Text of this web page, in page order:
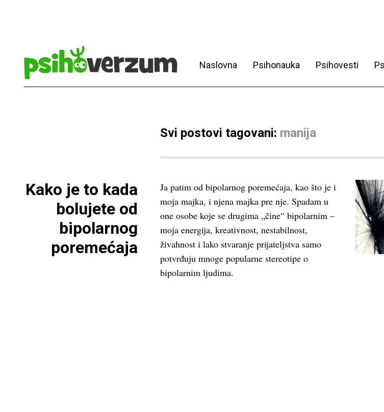
Naslovna Psihonauka Psihovesti
Svi postovi tagovani: manija
Kako je to kada
bolujete od
bipolarnog
poremećaja
Ja patim od bipolarnog poremećaja, kao što je i
moja majka, i njena majka pre nje. Spadam u
one osobe koje se drugima „čine“ bipolarnim –
moja energija, kreativnost, nestabilnost,
živahnost i lako stvaranje prijateljstva samo
potvrđuju mnoge popularne stereotipe o
bipolarnim ljudima.